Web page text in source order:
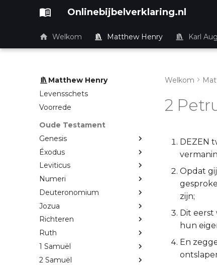
Onlinebijbelverklaring.nl
Welkom Matthew Henry Karl
Matthew Henry
Levensschets
Voorrede
Oude Testament
Genesis
Éxodus
Leviticus
Numeri
Deuteronomium
Jozua
Richteren
Ruth
1 Samuël
2 Samuël
Welkom
2
DEZEN
Opdat
zijn;
Dit eerst
hun
En